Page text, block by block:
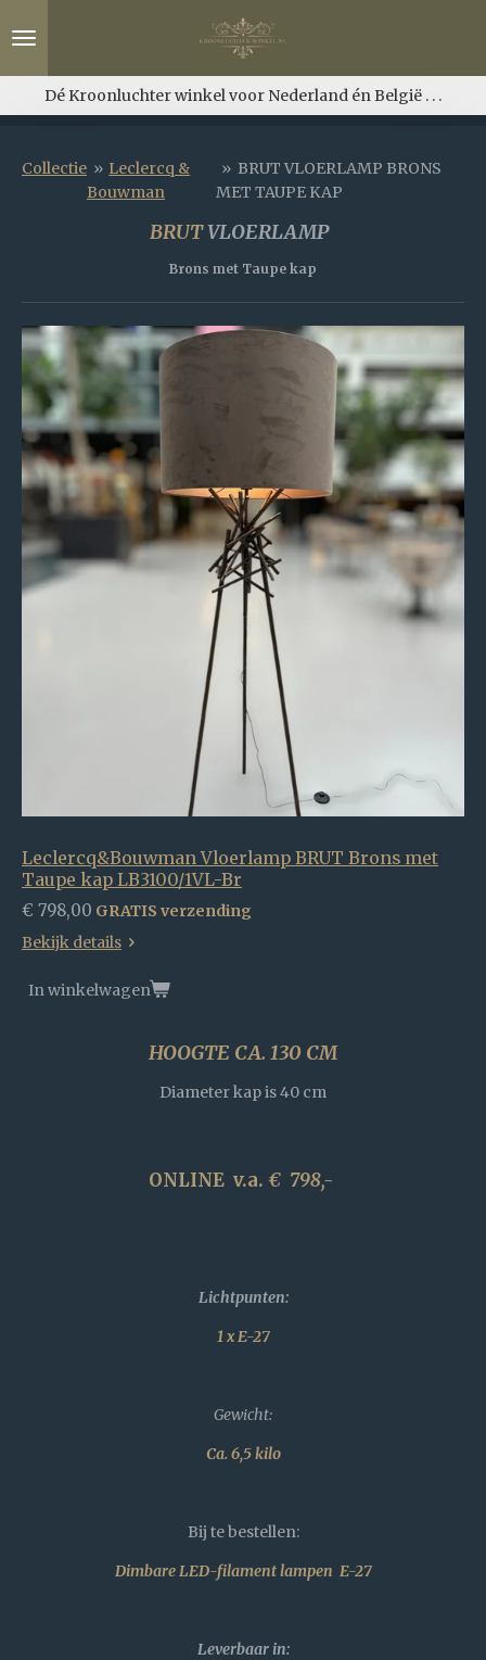
direct
hoofdinhoud
Dé Kroonluchter winkel voor Nederland én België . . .
Collectie » Leclercq &
Bouwman
» BRUT VLOERLAMP BRONS
MET TAUPE KAP
BRUTVLOERLAMP
Brons met Taupe kap
Leclercq&Bouwman Vloerlamp BRUT Brons met
Taupe kap LB3100/1VL-Br
€ 798,00 GRATIS verzending
Bekijk details
In winkelwagen
HOOGTE CA. 130 CM
Diameter kap is 40 cm
ONLINE v.a. € 798,-
Lichtpunten:
1 x E-27
Gewicht:
Ca. 6,5 kilo
Bij te bestellen:
Dimbare LED-filament lampen E-27
Leverbaar in: